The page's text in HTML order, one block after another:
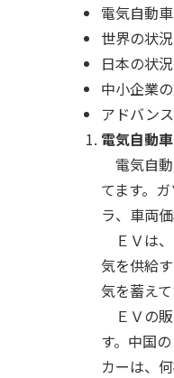
電気自動
世界の状
日本の状
中小企業
アドバン
電気自動
電気自
てます。
ラ、車両
ＥＶは
気を供給
気を蓄え
ＥＶの
す。中国
カーは、